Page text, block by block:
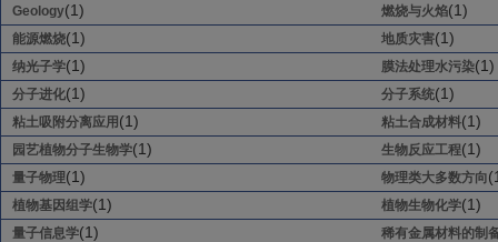
Geology(1) 燃烧与火焰(1)
能源燃烧(1) 地质灾害(1)
纳光子学(1) 膜法处理水污染(1)
分子进化(1) 分子系统(1)
粘土吸附分离应用 (1) 粘土合成材料(1)
园艺植物分子生物学(1) 生物反应工程(1)
量子物理(1) 物理类大多数方向
植物基因组学(1) 植物生物化学(1)
量子信息学(1)
稀有金属材料的制